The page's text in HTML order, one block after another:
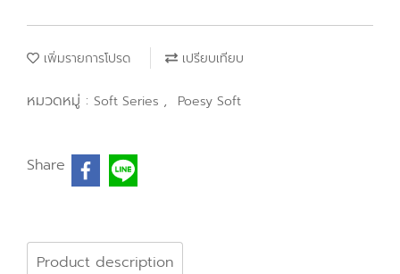
เพิ่มรายการโปรด เปรียบเทียบ
หมวดหมู่ : Soft Series , Poesy Soft
Share
Product description